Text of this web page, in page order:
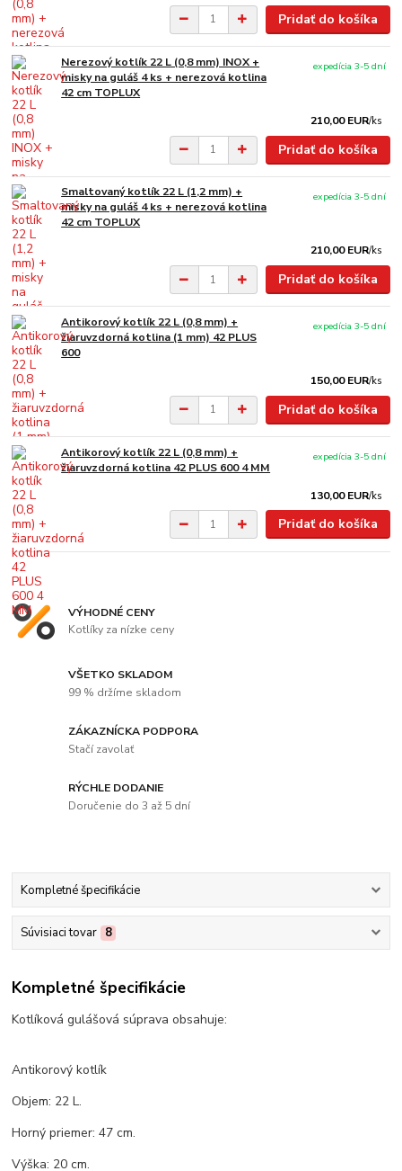
Pridať do košíka
Nerezový kotlík 22 L (0,8 mm) INOX +
misky na guláš 4 ks + nerezová kotlina
42 cm TOPLUX
210,00 EUR/ks
expedícia 3-5 dní
Pridať do košíka
Smaltovaný kotlík 22 L (1,2 mm) +
misky na guláš 4 ks + nerezová kotlina
42 cm TOPLUX
210,00 EUR/ks
expedícia 3-5 dní
Pridať do košíka
Antikorový kotlík 22 L (0,8 mm) +
žiaruvzdorná kotlina (1 mm) 42 PLUS
600
150,00 EUR/ks
expedícia 3-5 dní
Pridať do košíka
Antikorový kotlík 22 L (0,8 mm) +
žiaruvzdorná kotlina 42 PLUS 600 4 MM
130,00 EUR/ks
expedícia 3-5 dní
Pridať do košíka
VÝHODNÉ CENY
Kotlíky za nízke ceny
VŠETKO SKLADOM
99 % držíme skladom
ZÁKAZNÍCKA PODPORA
Stačí zavolať
RÝCHLE DODANIE
Doručenie do 3 až 5 dní
Kompletné špecifikácie
Súvisiaci tovar 8
Kompletné špecifikácie
Kotlíková gulášová súprava obsahuje:
Antikorový kotlík
Objem: 22 L.
Horný priemer: 47 cm.
Výška: 20 cm.